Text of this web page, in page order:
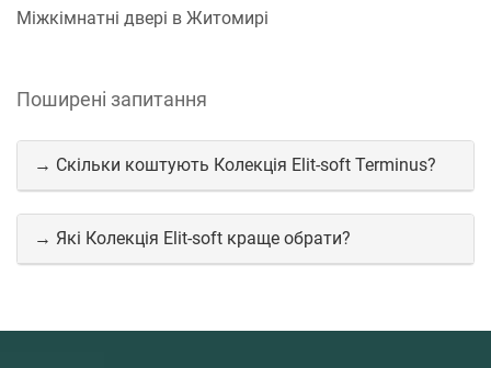
Міжкімнатні двері в Житомирі
Поширені запитання
→ Скільки коштують Колекція Elit-soft Terminus?
→ Які Колекція Elit-soft краще обрати?